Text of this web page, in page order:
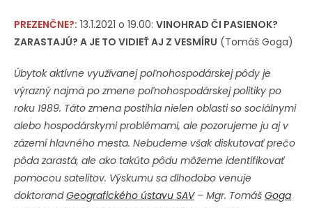
PREZENČNE?: 13.1.2021 o 19.00: VINOHRAD ČI PASIENOK?
ZARASTAJÚ? A JE TO VIDIEŤ AJ Z VESMÍRU (Tomáš Goga)
Úbytok aktívne využívanej poľnohospodárskej pôdy je
výrazný najmä po zmene poľnohospodárskej politiky po
roku 1989. Táto zmena postihla nielen oblasti so sociálnymi
alebo hospodárskymi problémami, ale pozorujeme ju aj v
zázemí hlavného mesta. Nebudeme však diskutovať prečo
pôda zarastá, ale ako takúto pôdu môžeme identifikovať
pomocou satelitov. Výskumu sa dlhodobo venuje
doktorandGeografického ústavu SAV– Mgr. Tomáš Goga